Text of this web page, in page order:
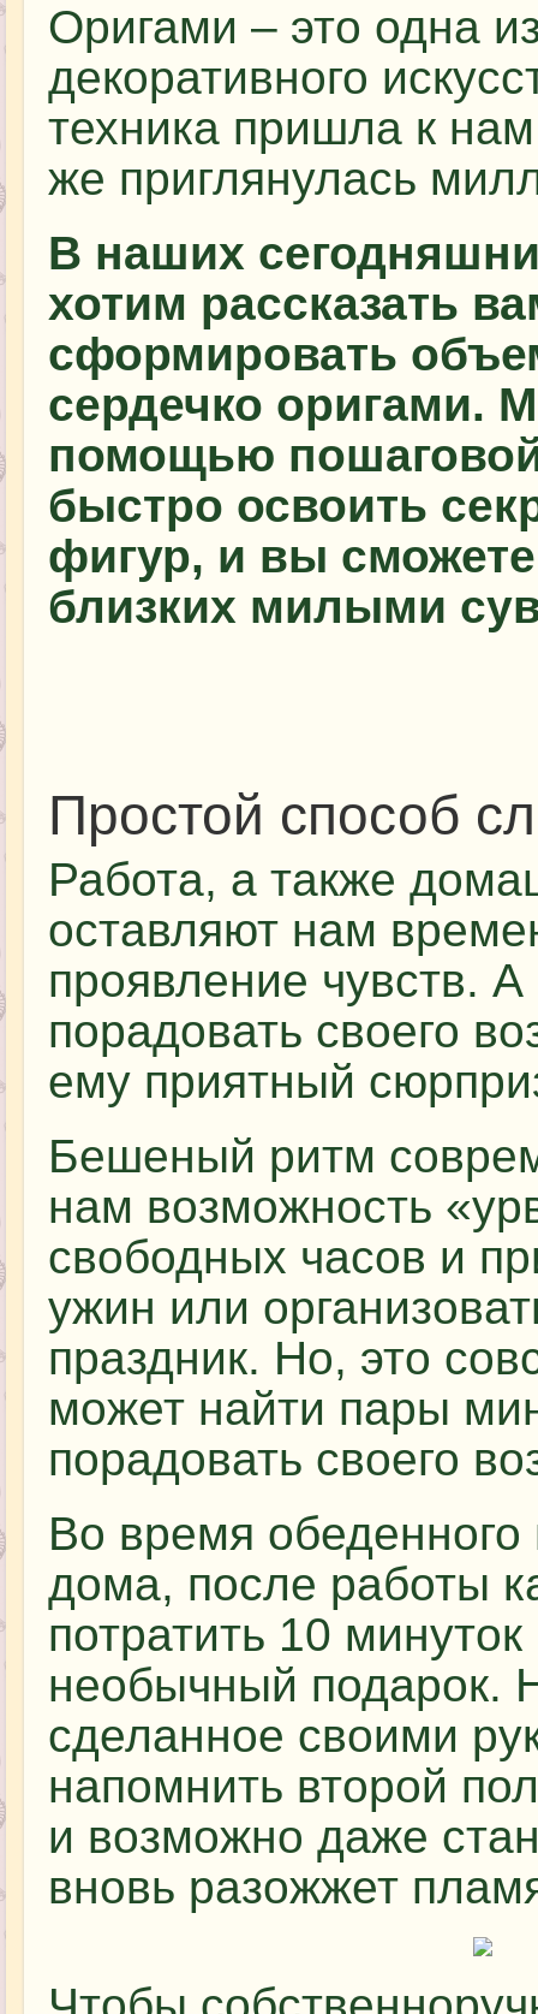
Оригами – это одна
декоративного
техника пришла к
же приглянулась
В наших
хотим рассказать
сформировать
сердечко оригами.
помощью
быстро освоить
фигур, и вы
близких милыми
Простой способ
Работа, а также
оставляют нам
проявление чувств. А
порадовать своего
ему приятный
Бешеный ритм
нам возможность
свободных часов и
ужин или
праздник. Но, это
может найти пары
порадовать своего
Во время
дома, после работы
потратить 10
необычный подарок.
сделанное своими
напомнить второй
и возможно даже
вновь разожжет